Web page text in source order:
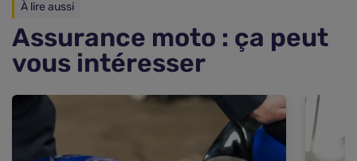
À lire aussi
Assurance moto : ça peut
vous intéresser